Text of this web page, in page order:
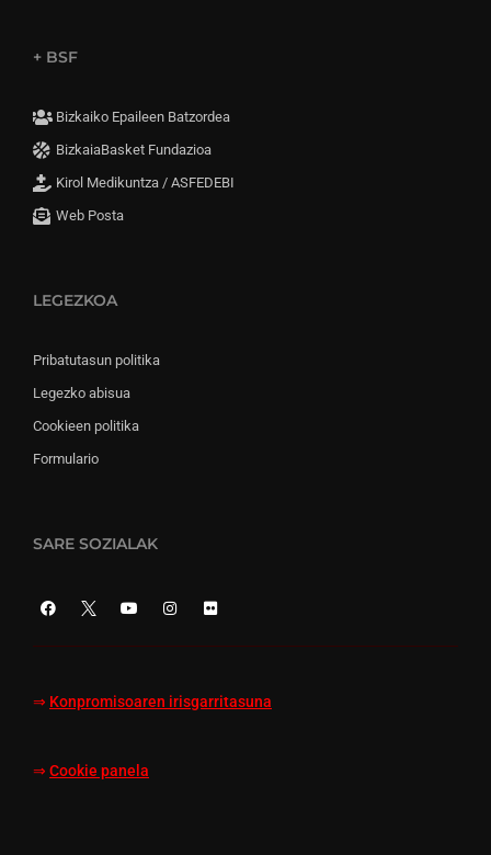
+ BSF
Bizkaiko Epaileen Batzordea
BizkaiaBasket Fundazioa
Kirol Medikuntza / ASFEDEBI
Web Posta
LEGEZKOA
Pribatutasun politika
Legezko abisua
Cookieen politika
Formulario
SARE SOZIALAK
⇒ Konpromisoaren irisgarritasuna
⇒ Cookie panela